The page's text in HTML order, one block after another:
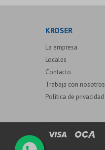
KROSER
La empresa
Locales
Contacto
Trabaja con nosotros
Política de privacidad